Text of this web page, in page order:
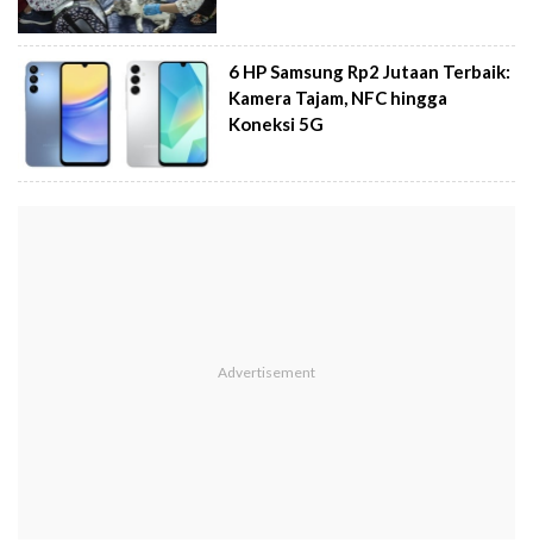
6 HP Samsung Rp2 Jutaan Terbaik:
Kamera Tajam, NFC hingga
Koneksi 5G